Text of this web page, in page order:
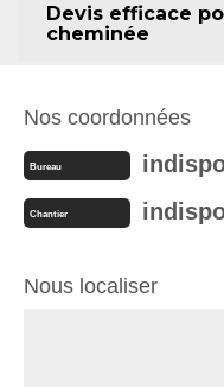
Devis efficace
cheminée
Nos coordonnées
Bureau
Chantier
Nous localiser